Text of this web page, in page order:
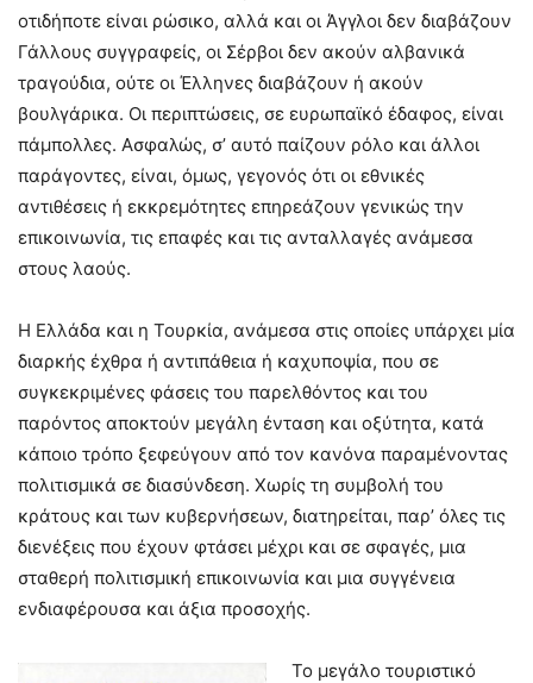
οτιδήποτε είναι ρώσικο, αλλά και οι Άγγλοι δεν διαβάζουν
Γάλλους συγγραφείς, οι Σέρβοι δεν ακούν αλβανικά
τραγούδια, ούτε οι Έλληνες διαβάζουν ή ακούν
βουλγάρικα. Οι περιπτώσεις, σε ευρωπαϊκό έδαφος, είναι
πάμπολλες. Ασφαλώς, σ’ αυτό παίζουν ρόλο και άλλοι
παράγοντες, είναι, όμως, γεγονός ότι οι εθνικές
αντιθέσεις ή εκκρεμότητες επηρεάζουν γενικώς την
επικοινωνία, τις επαφές και τις ανταλλαγές ανάμεσα
στους λαούς.
Η Ελλάδα και η Τουρκία, ανάμεσα στις οποίες υπάρχει μία
διαρκής έχθρα ή αντιπάθεια ή καχυποψία, που σε
συγκεκριμένες φάσεις του παρελθόντος και του
παρόντος αποκτούν μεγάλη ένταση και οξύτητα, κατά
κάποιο τρόπο ξεφεύγουν από τον κανόνα παραμένοντας
πολιτισμικά σε διασύνδεση. Χωρίς τη συμβολή του
κράτους και των κυβερνήσεων, διατηρείται, παρ’ όλες τις
διενέξεις που έχουν φτάσει μέχρι και σε σφαγές, μια
σταθερή πολιτισμική επικοινωνία και μια συγγένεια
ενδιαφέρουσα και άξια προσοχής.
Το μεγάλο τουριστικό